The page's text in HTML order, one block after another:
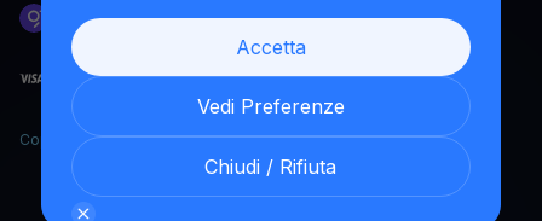
Accetta
Vedi Preferenze
Chiudi / Rifiuta
Copyright YouHodler, 2026.